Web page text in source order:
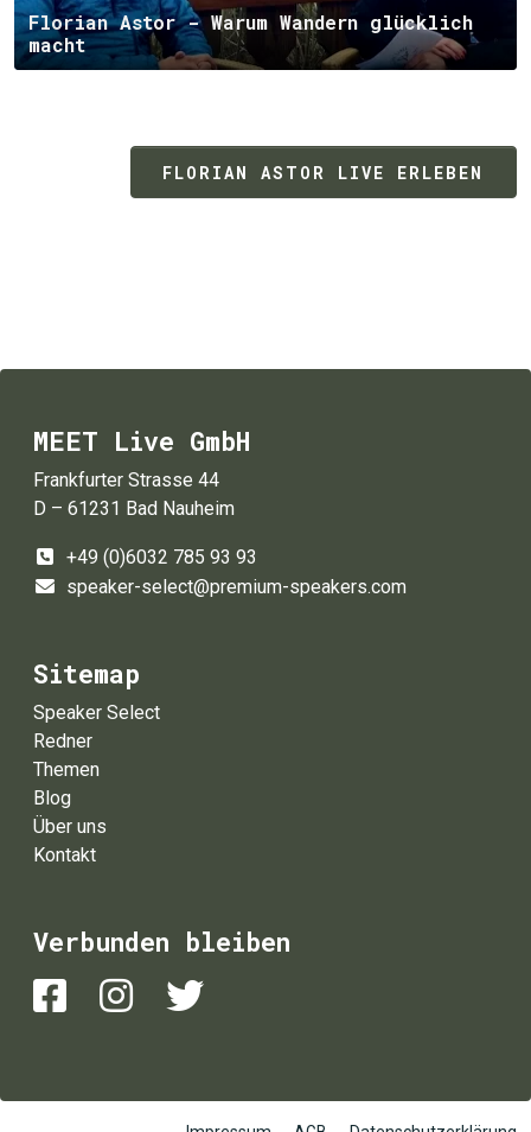
Florian Astor - Warum Wandern glücklich
macht
FLORIAN ASTOR LIVE ERLEBEN
MEET Live GmbH
Frankfurter Strasse 44
D – 61231 Bad Nauheim
+49 (0)6032 785 93 93
speaker-select@premium-speakers.com
Sitemap
Speaker Select
Redner
Themen
Blog
Über uns
Kontakt
Verbunden bleiben